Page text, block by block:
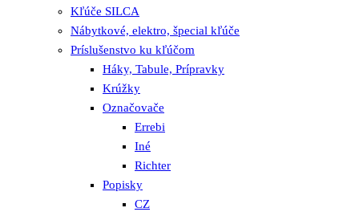
Kľúče SILCA
Nábytkové, elektro, špecial kľúče
Príslušenstvo ku kľúčom
Háky, Tabule, Prípravky
Krúžky
Označovače
Errebi
Iné
Richter
Popisky
CZ